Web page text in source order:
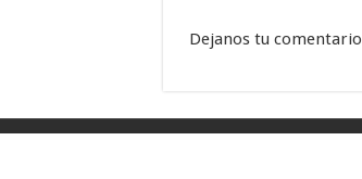
Dejanos tu comentario